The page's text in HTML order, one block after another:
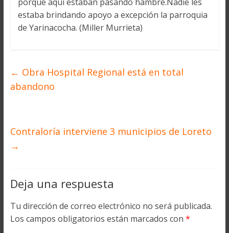
estaba brindando apoyo a excepción la parroquia
de Yarinacocha. (Miller Murrieta)
← Obra Hospital Regional está en total
abandono
Contraloría interviene 3 municipios de Loreto
→
Deja una respuesta
Tu dirección de correo electrónico no será publicada.
Los campos obligatorios están marcados con *